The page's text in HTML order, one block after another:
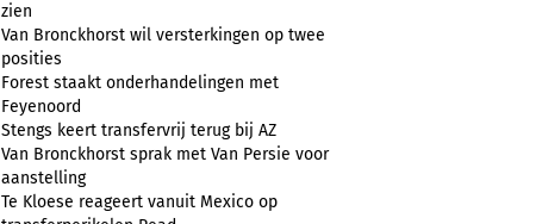
zien
Van Bronckhorst wil versterkingen op twee
posities
Forest staakt onderhandelingen met
Feyenoord
Stengs keert transfervrij terug bij AZ
Van Bronckhorst sprak met Van Persie voor
aanstelling
Te Kloese reageert vanuit Mexico op